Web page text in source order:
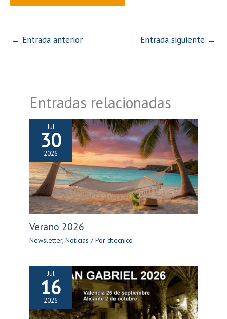
← Entrada anterior Entrada siguiente →
Entradas relacionadas
Jul
30
2026
Verano 2026
Newsletter, Noticias / Por dtecnico
Jul
16
2026